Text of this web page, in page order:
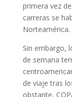
primera vez
carreras se
Norteamérica.
Sin embargo,
de semana
de viaje tras
obstante,